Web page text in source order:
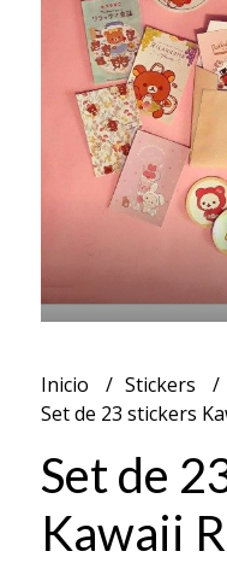
Inicio Stickers
Set de 23 stickers
Set de
Kawaii